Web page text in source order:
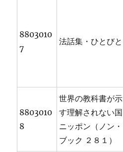
8803010
7
法話集・ひとびと
8803010
8
世界の教科書が示
す理解されない国
ニッポン（ノン・
ブック ２８１）